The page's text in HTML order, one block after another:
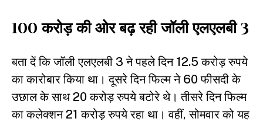
100 करोड़ की ओर बढ़ रही जॉली एलएलबी 3
बता दें कि जॉली एलएलबी 3 ने पहले दिन 12.5 करोड़ रुपये
का कारोबार किया था। दूसरे दिन फिल्म ने 60 फीसदी के
उछाल के साथ 20 करोड़ रुपये बटोरे थे। तीसरे दिन फिल्म
का कलेक्शन 21 करोड़ रुपये रहा था। वहीं, सोमवार को यह